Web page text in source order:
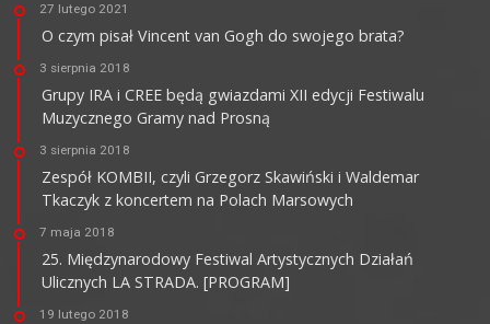
27 lutego 2021
O czym pisał Vincent van Gogh do swojego brata?
3 sierpnia 2018
Grupy IRA i CREE będą gwiazdami XII edycji Festiwalu
Muzycznego Gramy nad Prosną
3 sierpnia 2018
Zespół KOMBII, czyli Grzegorz Skawiński i Waldemar
Tkaczyk z koncertem na Polach Marsowych
7 maja 2018
25. Międzynarodowy Festiwal Artystycznych Działań
Ulicznych LA STRADA. [PROGRAM]
19 lutego 2018